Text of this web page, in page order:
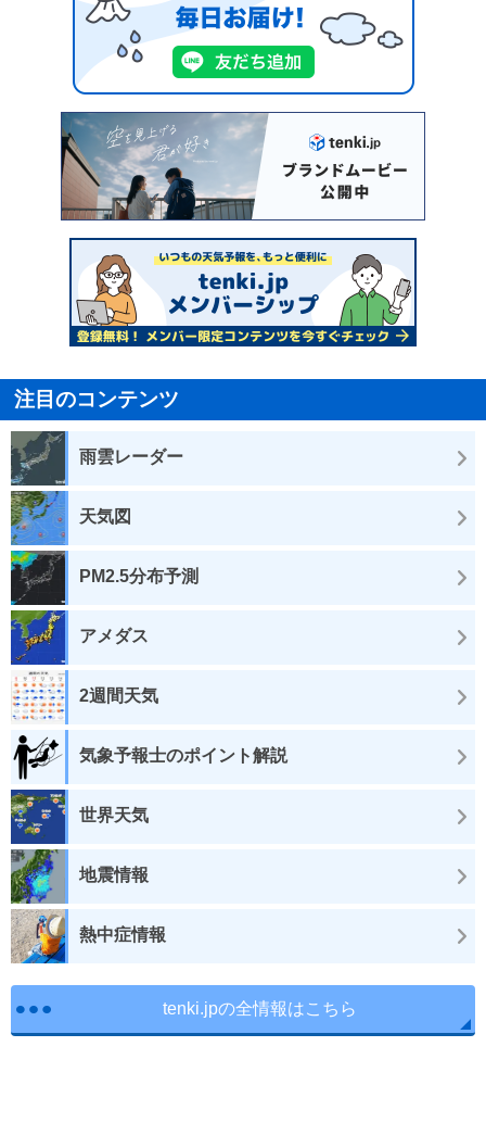
注目のコンテンツ
雨雲レーダー
天気図
PM2.5分布予測
アメダス
2週間天気
気象予報士のポイント解説
世界天気
地震情報
熱中症情報
tenki.jpの全情報はこちら